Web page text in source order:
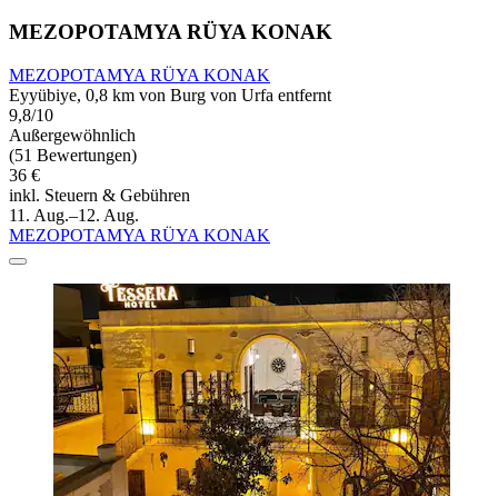
MEZOPOTAMYA RÜYA KONAK
MEZOPOTAMYA RÜYA KONAK
Eyyübiye, 0,8 km von Burg von Urfa entfernt
9,8/10
Außergewöhnlich
(51 Bewertungen)
36 €
inkl. Steuern & Gebühren
11. Aug.–12. Aug.
MEZOPOTAMYA RÜYA KONAK